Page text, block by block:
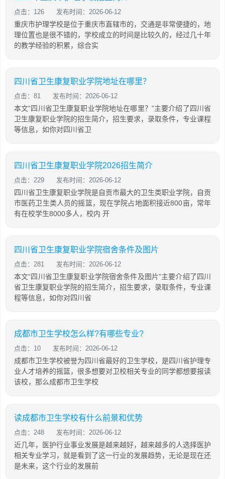
点击：126 发布时间：2026-06-12
重庆市护理学校是位于重庆市直辖市的，交通是非常便捷的，地
理位置也是很不错的，学校成立的时间是比较久的，经过几十年
的教学经验的积累，综合实
四川省卫生康复职业学院地址在哪里？
点击：81 发布时间：2026-06-12
本文“四川省卫生康复职业学院地址在哪里？”主要介绍了四川省
卫生康复职业学院的招生简介，招生要求，录取条件，专业课程
等信息，如你对四川省卫
四川省卫生康复职业学院2026招生简介
点击：229 发布时间：2026-06-12
四川省卫生康复职业学院是自贡市最大的卫生类职业学院，自贡
市医药卫生类人员的摇篮，现在学院占地面积接近800亩，常年
有在校学生8000多人，校内 开
四川省卫生康复职业学院宿舍条件及图片
点击：281 发布时间：2026-06-12
本文“四川省卫生康复职业学院宿舍条件及图片”主要介绍了四川
省卫生康复职业学院的招生简介，招生要求，录取条件，专业课
程等信息，如你对四川省
成都市卫生学校怎么样?有哪些专业?
点击：10 发布时间：2026-06-12
成都市卫生学校被誉为四川省最好的卫生学校，是四川省护理专
业人才培养的摇篮，很多想要对卫校相关专业的同学都想要报读
该校，那么成都市卫生学校
读成都市卫生学校有什么前景和优势
点击：248 发布时间：2026-06-12
近几年，医护行业事业发展是越来越好，越来越多的人选择医护
相关专业学习，就是看到了这一行业的发展趋势，无论是现在还
是未来，这个行业的发展前